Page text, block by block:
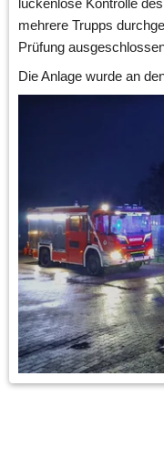
mehrere Trupps
Prüfung
Die Anlage wurde an